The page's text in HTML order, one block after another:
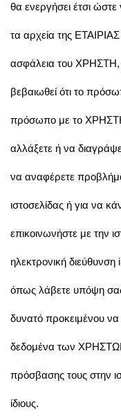
θα ενεργήσει έτσι
τα αρχεία της
ασφάλεια του ΧΡΗΣΤΗ,
βεβαιωθεί ότι το
πρόσωπο με το
αλλάξετε ή να
να αναφέρετε
ιστοσελίδας ή για να
επικοινωνήστε με την
ηλεκτρονική
όπως λάβετε υπόψη σας
δυνατό προκειμένου
δεδομένα των
πρόσβασης τους στην
ίδιους.